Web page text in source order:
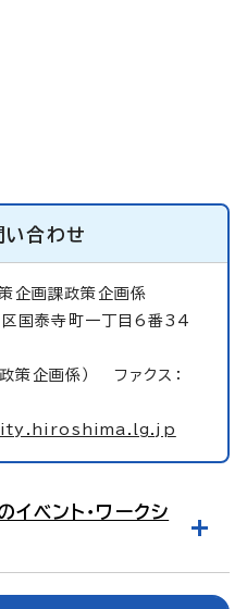
い合わせ
企画課政策企画係
泰寺町一丁目6番34
企画係） ファクス：
ベント・ワークシ